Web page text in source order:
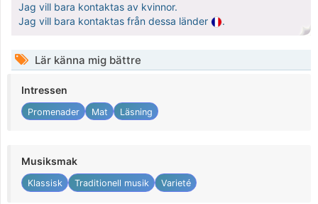
Jag vill bara kontaktas av kvinnor.
Jag vill bara kontaktas från dessa länder
.
Lär känna mig bättre
Intressen
Promenader Mat Läsning
Musiksmak
Klassisk Traditionell musik Varieté